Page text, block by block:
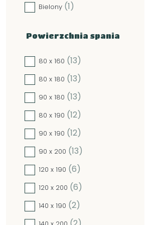
Bielony (1)
Powierzchnia spania
80 x 160 (13)
80 x 180 (13)
90 x 180 (13)
80 x 190 (12)
90 x 190 (12)
90 x 200 (13)
120 x 190 (6)
120 x 200 (6)
140 x 190 (2)